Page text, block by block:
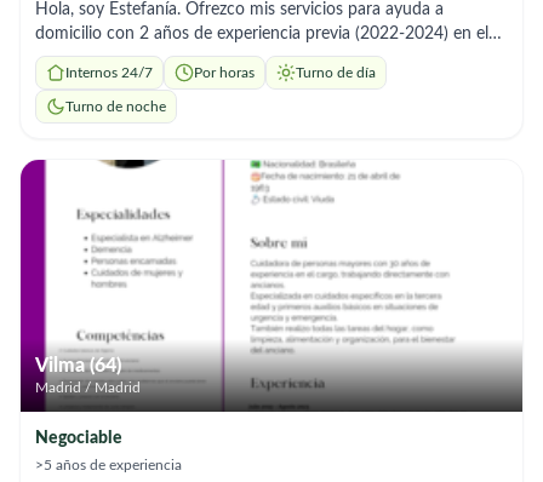
Hola, soy Estefanía. Ofrezco mis servicios para ayuda a
domicilio con 2 años de experiencia previa (2022-2024) en el
cuidado de personas mayores de forma particular. Soy una
persona muy amable, paciente y con gran capacidad de
aprendizaje. Mis servicios incluyen: °Aseo e higiene personal y
hidratación. °Acompañamiento: paseos, citas médicas y
supervisión de medicación. Cuento con TIE en vigor,
disponibilidad horaria total e incorporación inmediata. Mi
prioridad es brindar un trato digno, cariñoso y seguro a quienes
más lo necesitan. ¡Disponible para entrevista cuando lo
Internos 24/7 Por horas Turno de día
Turno de noche
Vilma (64)
Madrid / Madrid
Negociable
>5 años de experiencia